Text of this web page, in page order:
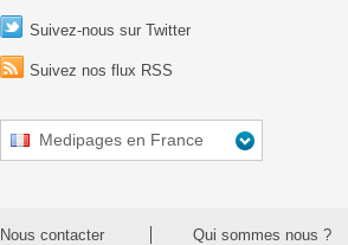
Suivez-nous sur Twitter
Suivez nos flux RSS
Medipages en France
Nous contacter Qui sommes nous ?